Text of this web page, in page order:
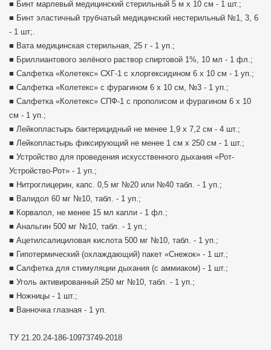
■ Бинт марлевый медицинский стерильный 5 м х 10 см - 1 шт.;
■ Бинт эластичный трубчатый медицинский нестерильный №1, 3, 6
- 1 шт;.
■ Вата медицинская стерильная, 25 г - 1 уп.;
■ Бриллиантового зелёного раствор спиртовой 1%, 10 мл - 1 фл.;
■ Салфетка «Колетекс» СХГ-1 с хлоргексидином 6 х 10 см - 1 уп.;
■ Салфетка «Колетекс» с фурагином 6 х 10 см, №3 - 1 уп.;
■ Салфетка «Колетекс» СПФ-1 с прополисом и фурагином 6 х 10
см - 1 уп.;
■ Лейкопластырь бактерицидный не менее 1,9 х 7,2 см - 4 шт.;
■ Лейкопластырь фиксирующий не менее 1 см х 250 см - 1 шт.;
■ Устройство для проведения искусственного дыхания «Рот-
Устройство-Рот» - 1 уп.;
■ Нитроглицерин, капс. 0,5 мг №20 или №40 табл. - 1 уп.;
■ Валидол 60 мг №10, табл. - 1 уп.;
■ Корвалол, не менее 15 мл капли - 1 фл.;
■ Анальгин 500 мг №10, табл. - 1 уп.;
■ Ацетилсалициловая кислота 500 мг №10, табл. - 1 уп.;
■ Гипотермический (охлаждающий) пакет «Снежок» - 1 шт.;
■ Салфетка для стимуляции дыхания (с аммиаком) - 1 шт.;
■ Уголь активированный 250 мг №10, табл. - 1 уп.;
■ Ножницы - 1 шт.;
■ Ванночка глазная - 1 уп.
ТУ 21.20.24-186-10973749-2018